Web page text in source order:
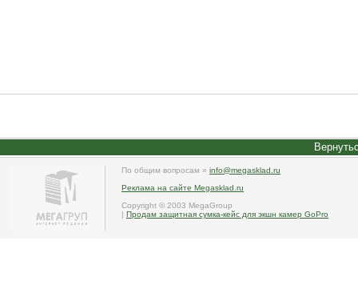
По общим вопросам » info@megasklad.ru
Реклама на сайте Megasklad.ru
Copyright © 2003 MegaGroup
| Продам защитная сумка-кейс для экшн камер GoPro